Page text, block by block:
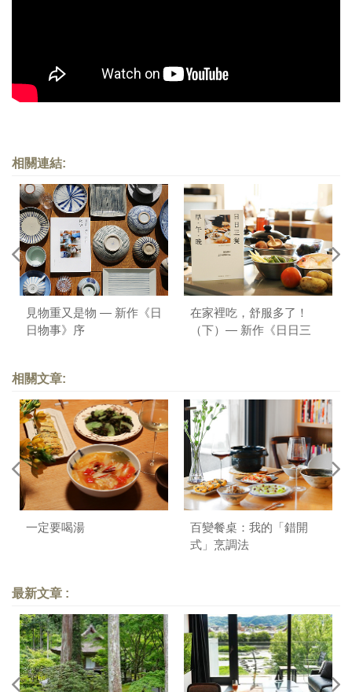
相關連結:
見物重又是物 — 新作《日
日物事》序
在家裡吃，舒服多了！
（下）— 新作《日日三
相關文章:
一定要喝湯
百變餐桌：我的「錯開
式」烹調法
最新文章 :